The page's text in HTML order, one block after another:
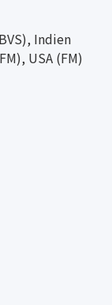
Indien
USA (FM)